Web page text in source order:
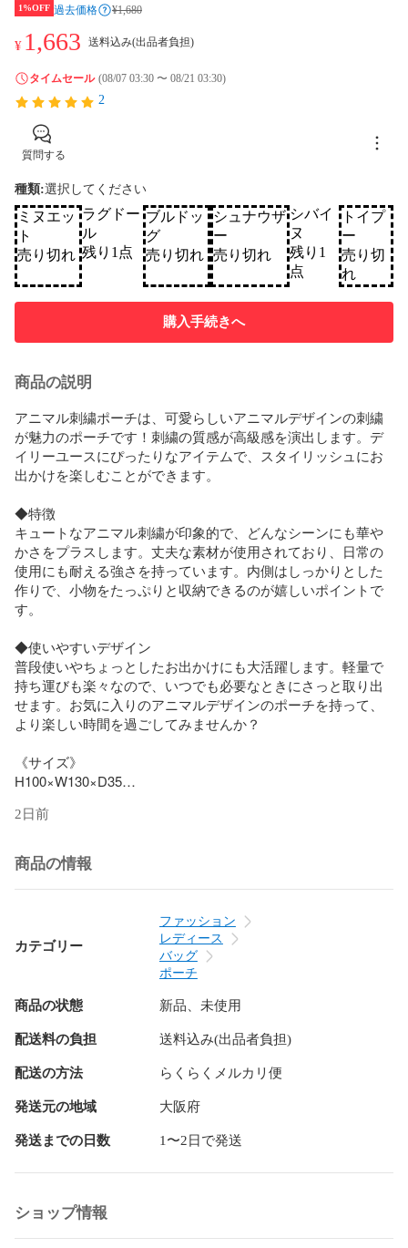
1%OFF 過去価格 ¥1,680
¥ 1,663 送料込み(出品者負担)
タイムセール (08/07 03:30 〜 08/21 03:30)
2
質問する
種類:選択してください
ミヌエッ
ト
売り切れ
ラグドー
ル
残り1点
ブルドッ
グ
売り切れ
シュナウザ
ー
売り切れ
シバイ
ヌ
残り1
点
トイプ
ー
売り切
れ
購入手続きへ
商品の説明
アニマル刺繍ポーチは、可愛らしいアニマルデザインの刺繍
が魅力のポーチです！刺繍の質感が高級感を演出します。デ
イリーユースにぴったりなアイテムで、スタイリッシュにお
出かけを楽しむことができます。
◆特徴
キュートなアニマル刺繍が印象的で、どんなシーンにも華や
かさをプラスします。丈夫な素材が使用されており、日常の
使用にも耐える強さを持っています。内側はしっかりとした
作りで、小物をたっぷりと収納できるのが嬉しいポイントで
す。
◆使いやすいデザイン
普段使いやちょっとしたお出かけにも大活躍します。軽量で
持ち運びも楽々なので、いつでも必要なときにさっと取り出
せます。お気に入りのアニマルデザインのポーチを持って、
より楽しい時間を過ごしてみませんか？
《サイズ》
H100×W130×D35
《素材》
■素材・成分：ナイロン100%
愛らしいアニマル刺繍が施されたポーチで、日常生活におし
ゃれと楽しさを取り入れてみませんか？あなたの毎日に可愛
らしさを添えて、心温まるお出かけをお楽しみください！
2日前
商品の情報
カテゴリー
ファッション
レディース
バッグ
ポーチ
商品の状態 新品、未使用
配送料の負担 送料込み(出品者負担)
配送の方法 らくらくメルカリ便
発送元の地域 大阪府
発送までの日数 1〜2日で発送
ショップ情報